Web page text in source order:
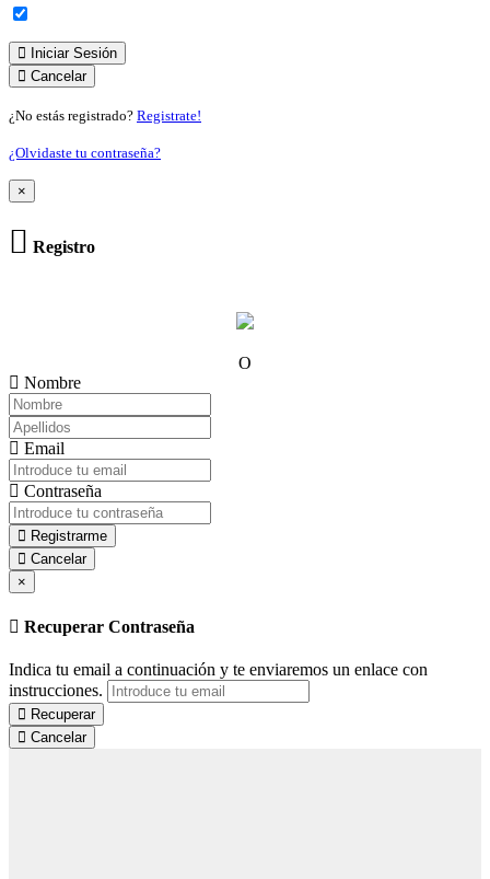
Iniciar Sesión
Cancelar
¿No estás registrado? Registrate!
¿Olvidaste tu contraseña?
×
Registro
O
Nombre
Email
Contraseña
Registrarme
Cancelar
×
Recuperar Contraseña
Indica tu email a continuación y te enviaremos un enlace con
instrucciones.
Recuperar
Cancelar